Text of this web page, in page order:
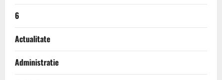
6
Actualitate
Administratie